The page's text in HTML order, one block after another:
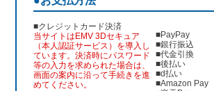
■クレジットカード決済
当サイトはEMV 3Dセキュア
（本人認証サービス）を導入し
ています。決済時にパスワード
等の入力を求められた場合は、
画面の案内に沿って手続きを進
めてください。
■PayPay
■銀行振込
■代金引換
■後払い
■d払い
■Amazon Pay